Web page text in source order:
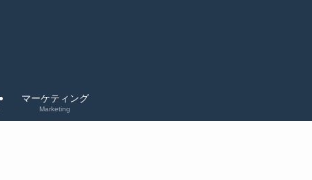
マーケティング
Marketing